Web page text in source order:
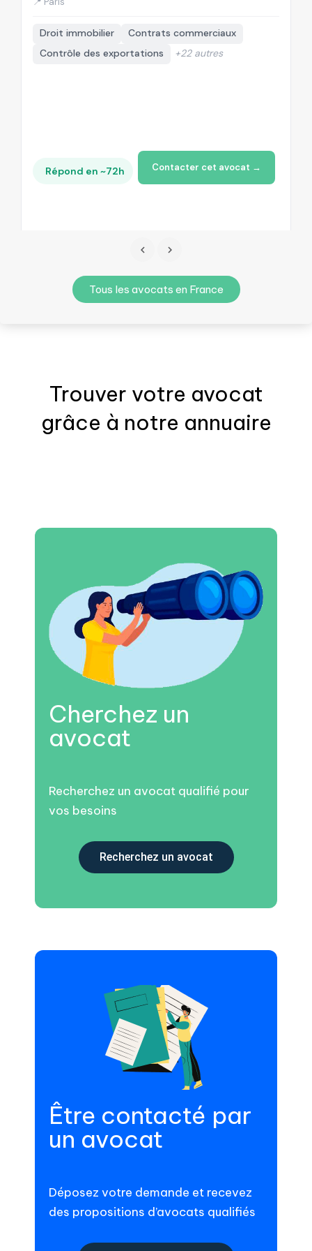
Droit immobilier
Contrats commerciaux
Contrôle des exportations
+22 autres
Répond en ~72h Contacter cet avocat →
Tous les avocats en France
Trouver votre avocat
grâce à notre annuaire
Cherchez un
avocat
Recherchez un avocat qualifié pour
vos besoins
Recherchez un avocat
Être contacté par
un avocat
Déposez votre demande et recevez
des propositions d’avocats qualifiés